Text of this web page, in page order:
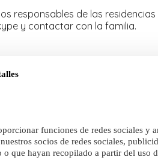
responsables de las
y contactar con la familia.
DE COLEGIO
funciones de redes sociales y
socios de redes sociales,
que hayan recopilado a partir del uso